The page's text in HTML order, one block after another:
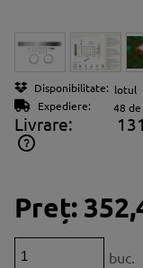
Disponibilitate: lotul
Expediere:
48
Livrare:
Prețul nu include
Preț:
buc.